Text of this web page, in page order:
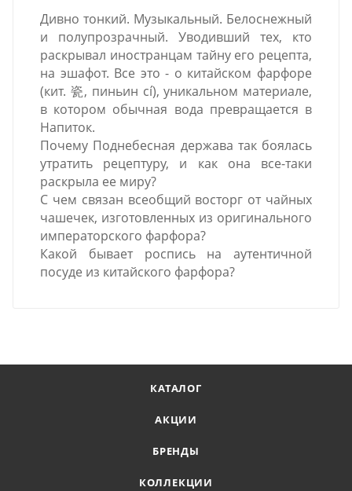
Дивно тонкий. Музыкальный. Белоснежный
и полупрозрачный. Уводивший тех, кто
раскрывал иностранцам тайну его рецепта,
на эшафот. Все это - о китайском фарфоре
(кит. 瓷, пиньин cí), уникальном материале,
в котором обычная вода превращается в
Напиток.
Почему Поднебесная держава так боялась
утратить рецептуру, и как она все-таки
раскрыла ее миру?
С чем связан всеобщий восторг от чайных
чашечек, изготовленных из оригинального
императорского фарфора?
Какой бывает роспись на аутентичной
посуде из китайского фарфора?
КАТАЛОГ
АКЦИИ
БРЕНДЫ
КОЛЛЕКЦИИ